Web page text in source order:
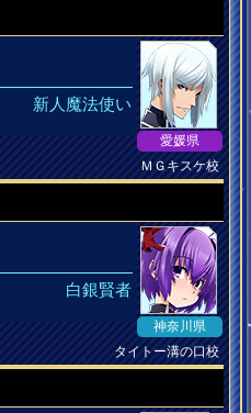
新人魔法使い
愛媛県
ＭＧキスケ校
白銀賢者
神奈川県
タイトー溝の口校